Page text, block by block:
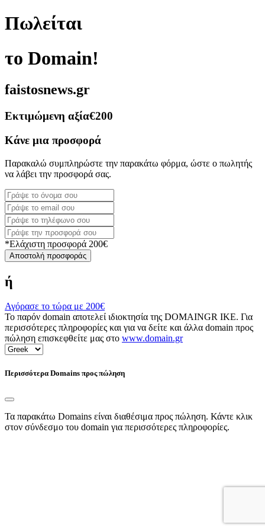
Πωλείται
το Domain!
faistosnews.gr
Εκτιμώμενη αξία€200
Κάνε μια προσφορά
Παρακαλώ συμπληρώστε την παρακάτω φόρμα, ώστε ο πωλητής
να λάβει την προσφορά σας.
*Ελάχιστη προσφορά 200€
Αποστολή προσφοράς
ή
Αγόρασε το τώρα με 200€
Το παρόν domain αποτελεί ιδιοκτησία της DOMAINGR ΙΚΕ. Για
περισσότερες πληροφορίες και για να δείτε και άλλα domain προς
πώληση επισκεφθείτε μας στο www.domain.gr
Περισσότερα Domains προς πώληση
Τα παρακάτω Domains είναι διαθέσιμα προς πώληση. Κάντε κλικ
στον σύνδεσμο του domain για περισσότερες πληροφορίες.